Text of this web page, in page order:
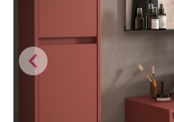
chevron_left